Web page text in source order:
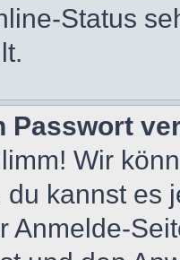
Status
Passwort
Wir
kannst es
Anmelde-